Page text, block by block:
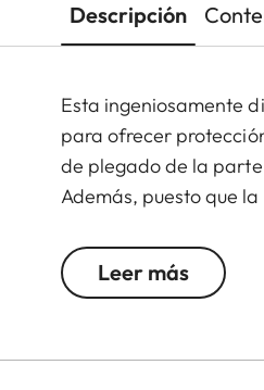
Descripción
Esta ingeniosamente
para ofrecer
de plegado de la
Además, puesto que
controles de la parte
fácilmente la batería y
Leer más